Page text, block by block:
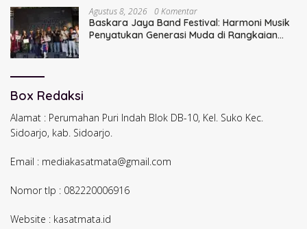
Agustus 8, 2026 0 Komentar
Baskara Jaya Band Festival: Harmoni Musik
Penyatukan Generasi Muda di Rangkaian
Box Redaksi
Alamat : Perumahan Puri Indah Blok DB-10, Kel. Suko Kec.
Sidoarjo, kab. Sidoarjo.
Email : mediakasatmata@gmail.com
Nomor tlp : 082220006916
Website : kasatmata.id